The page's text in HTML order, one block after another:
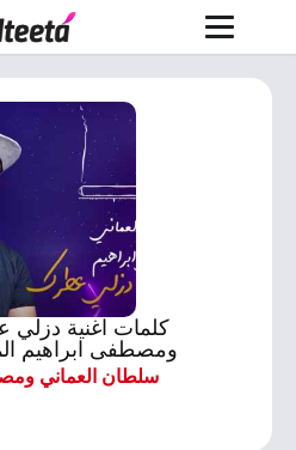
كلمات اغنية
ومصطفى ابراهيم
سلطان العماني